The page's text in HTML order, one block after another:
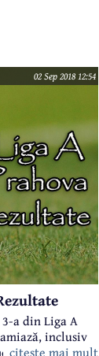
Festivalul
02 Sep 2018 12:54
a din Liga A
inclusiv
citeste mai mult